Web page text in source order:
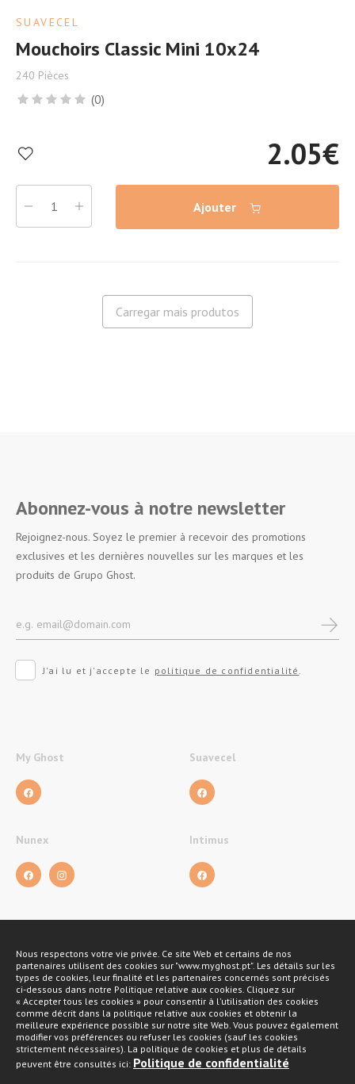
SUAVECEL
Mouchoirs Classic Mini 10x24
240 Pièces
(0)
2.05€
Ajouter
Carregar mais produtos
Abonnez-vous à notre newsletter
Rejoignez-nous. Soyez le premier à recevoir des promotions
exclusives et les dernières nouvelles sur les marques et les
produits de Grupo Ghost.
J'ai lu et j'accepte le politique de confidentialité.
My Ghost Suavecel
Nunex Intimus
Méthodes de payement
Nous respectons votre vie privée. Ce site Web et certains de nos
partenaires utilisent des cookies sur "www.myghost.pt". Les détails sur les
types de cookies, leur finalité et les partenaires concernés sont précisés
ci-dessous dans notre Politique relative aux cookies. Cliquez sur
« Accepter tous les cookies » pour consentir à l'utilisation des cookies
comme décrit dans la politique relative aux cookies et obtenir la
meilleure expérience possible sur notre site Web. Vous pouvez également
modifier vos préférences ou refuser les cookies (sauf les cookies
strictement nécessaires). La politique de cookies et plus de détails
peuvent être consultés ici: Politique de confidentialité